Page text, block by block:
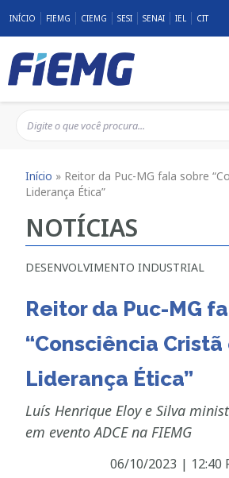
INÍCIO FIEMG CIEMG SESI SENAI IEL CIT
Início » Reitor da Puc-MG fala sobre
Liderança Ética”
NOTÍCIAS
DESENVOLVIMENTO INDUSTRIAL
Reitor da Puc-MG
“Consciência Cristã
Liderança Ética”
Luís Henrique Eloy e Silva
em evento ADCE na FIEMG
06/10/2023 | 12:40